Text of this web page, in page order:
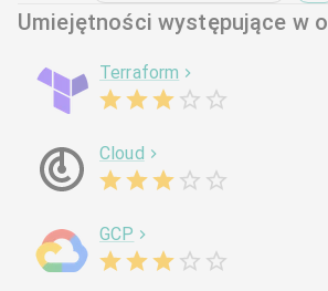
Umiejętności występujące w
Terraform
Cloud
GCP